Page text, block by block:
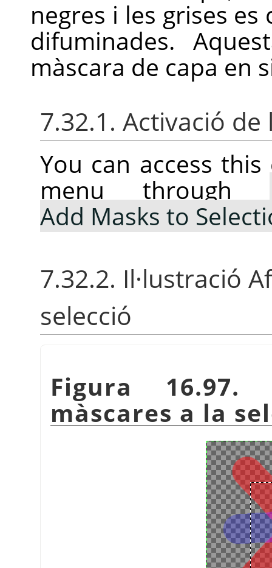
negres i les grises
difuminades.
màscara de capa en
7.32.1. Activació
You can access
menu through
Add Masks to
7.32.2. Il·lustració
selecció
Figura 16.97.
màscares a la